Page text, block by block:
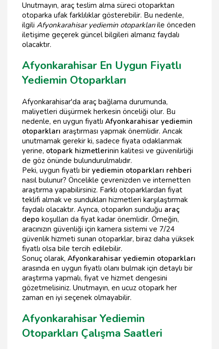
Unutmayın, araç teslim alma süreci otoparktan
otoparka ufak farklılıklar gösterebilir. Bu nedenle,
ilgili Afyonkarahisar yediemin otoparklarıile önceden
iletişime geçerek güncel bilgileri almanız faydalı
olacaktır.
Afyonkarahisar En Uygun Fiyatlı
Yediemin Otoparkları
Afyonkarahisar'da araç bağlama durumunda,
maliyetleri düşürmek herkesin önceliği olur. Bu
nedenle, en uygun fiyatlı Afyonkarahisar yediemin
otoparkları araştırması yapmak önemlidir. Ancak
unutmamak gerekir ki, sadece fiyata odaklanmak
yerine, otopark hizmetlerinin kalitesi ve güvenilirliği
de göz önünde bulundurulmalıdır.
Peki, uygun fiyatlı bir yediemin otoparkları rehberi
nasıl bulunur? Öncelikle çevrenizden ve internetten
araştırma yapabilirsiniz. Farklı otoparklardan fiyat
teklifi almak ve sundukları hizmetleri karşılaştırmak
faydalı olacaktır. Ayrıca, otoparkın sunduğu araç
depo koşulları da fiyat kadar önemlidir. Örneğin,
aracınızın güvenliği için kamera sistemi ve 7/24
güvenlik hizmeti sunan otoparklar, biraz daha yüksek
fiyatlı olsa bile tercih edilebilir.
Sonuç olarak, Afyonkarahisar yediemin otoparkları
arasında en uygun fiyatlı olanı bulmak için detaylı bir
araştırma yapmalı, fiyat ve hizmet dengesini
gözetmelisiniz. Unutmayın, en ucuz otopark her
zaman en iyi seçenek olmayabilir.
Afyonkarahisar Yediemin
Otoparkları Çalışma Saatleri